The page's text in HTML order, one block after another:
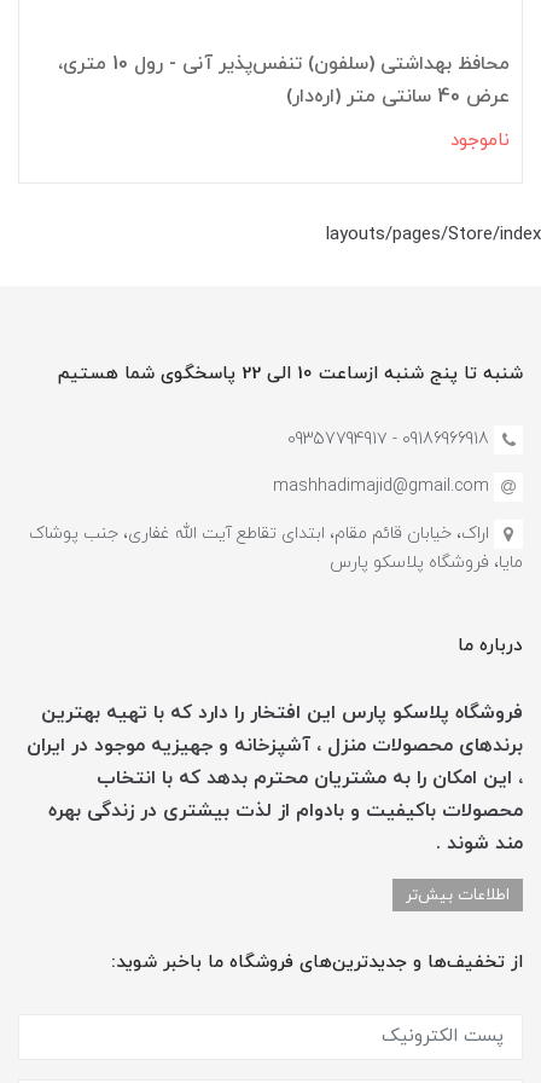
محافظ بهداشتی (سلفون) تنفس‌پذیر آنی - رول 10 متری،
عرض 40 سانتی متر (اره‌دار)
ناموجود
layouts/pages/Store/index
شنبه تا پنج شنبه ازساعت 10 الی 22 پاسخگوی شما هستیم
09186966918 - 0935779491۷
mashhadimajid@gmail.com
اراک، خیابان قائم مقام، ابتدای تقاطع آیت الله غفاری، جنب پوشاک
مایا، فروشگاه پلاسکو پارس
درباره ما
فروشگاه پلاسکو پارس این افتخار را دارد که با تهیه بهترین
برندهای محصولات منزل ، آشپزخانه و جهیزیه موجود در ایران
، این امکان را به مشتریان محترم بدهد که با انتخاب
محصولات باکیفیت و بادوام از لذت بیشتری در زندگی بهره
مند شوند .
اطلاعات بیش‌تر
از تخفیف‌ها و جدیدترین‌های فروشگاه ما باخبر شوید: